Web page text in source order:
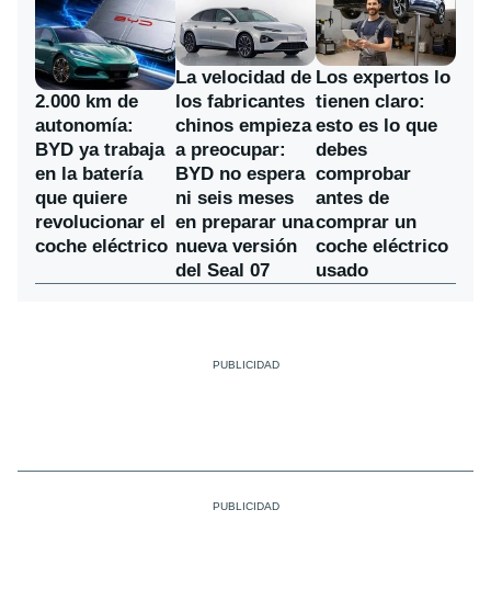
2.000 km de
autonomía:
BYD ya trabaja
en la batería
que quiere
revolucionar el
coche eléctrico
La velocidad de
los fabricantes
chinos empieza
a preocupar:
BYD no espera
ni seis meses
en preparar una
nueva versión
del Seal 07
Los expertos lo
tienen claro:
esto es lo que
debes
comprobar
antes de
comprar un
coche eléctrico
usado